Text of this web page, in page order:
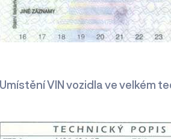
Umístění VIN vozidla ve velkém